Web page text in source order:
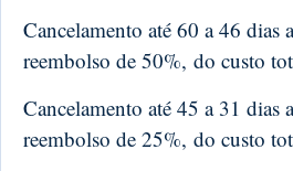
Cancelamento até 60 a 46 dias
reembolso de 50%, do custo
Cancelamento até 45 a 31 dias
reembolso de 25%, do custo